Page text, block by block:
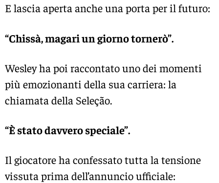
E lascia aperta anche una porta per il futuro:
“Chissà, magari un giorno tornerò”.
Wesley ha poi raccontato uno dei momenti
più emozionanti della sua carriera: la
chiamata della Seleção.
“È stato davvero speciale”.
Il giocatore ha confessato tutta la tensione
vissuta prima dell’annuncio ufficiale: